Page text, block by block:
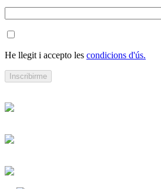
He llegit i accepto les condicions d'ús.